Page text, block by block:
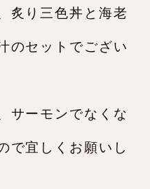
炙り三色丼と海老
のセットでござい
サーモンでなくな
で宜しくお願いし